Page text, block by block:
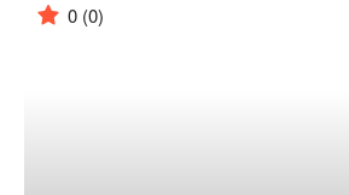
0 (0)